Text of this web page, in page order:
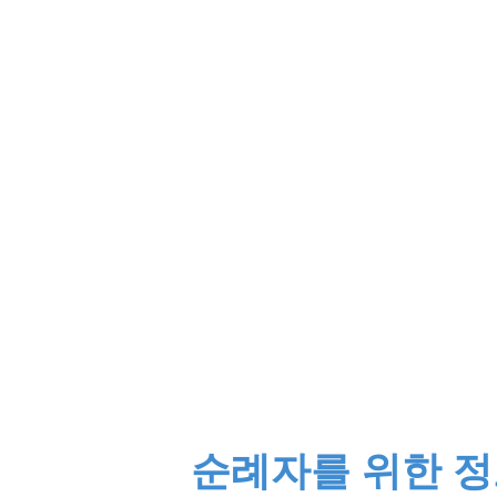
순례자를 위한